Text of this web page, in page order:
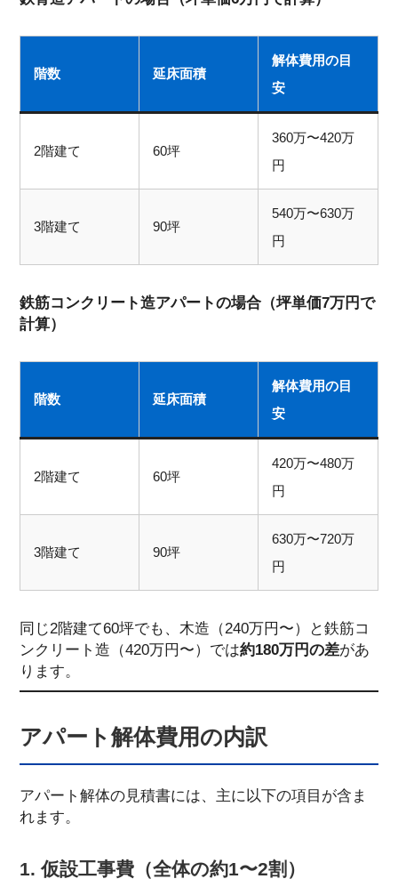
階数 延床面積
解体費用の目
安
2階建て 60坪
360万〜420万
円
3階建て 90坪
540万〜630万
円
鉄筋コンクリート造アパートの場合（坪単価7万円で
計算）
階数 延床面積
解体費用の目
安
2階建て 60坪
420万〜480万
円
3階建て 90坪
630万〜720万
円
同じ2階建て60坪でも、木造（240万円〜）と鉄筋コ
ンクリート造（420万円〜）では約180万円の差があ
ります。
アパート解体費用の内訳
アパート解体の見積書には、主に以下の項目が含ま
れます。
1. 仮設工事費（全体の約1〜2割）